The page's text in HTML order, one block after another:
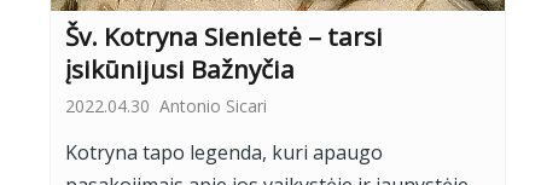
Šv. Kotryna Sienietė – tarsi
įsikūnijusi Bažnyčia
2022.04.30 Antonio Sicari
Kotryna tapo legenda, kuri apaugo